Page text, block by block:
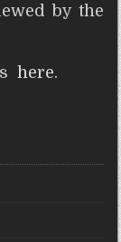
by the
here.